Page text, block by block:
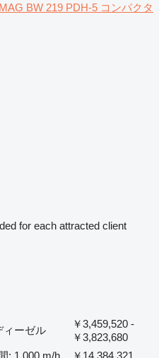
BW 219 PDH-5 コンパクタ
for each attracted client
ィーゼル
￥3,459,520 -
￥3,823,680
: 1,000 m/h ￥14,384,321